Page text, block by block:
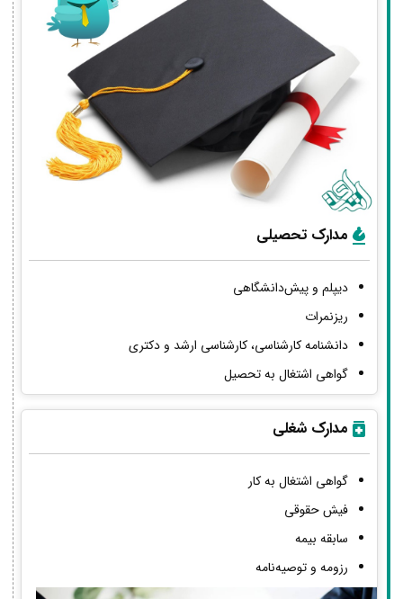
مدارک تحصیلی
دیپلم و پیش‌دانشگاهی
ریزنمرات
دانشنامه کارشناسی، کارشناسی ارشد و دکتری
گواهی اشتغال به تحصیل
مدارک شغلی
گواهی اشتغال به کار
فیش حقوقی
سابقه بیمه
رزومه و توصیه‌نامه